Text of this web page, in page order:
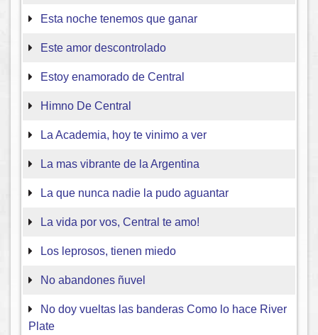
Esta noche tenemos que ganar
Este amor descontrolado
Estoy enamorado de Central
Himno De Central
La Academia, hoy te vinimo a ver
La mas vibrante de la Argentina
La que nunca nadie la pudo aguantar
La vida por vos, Central te amo!
Los leprosos, tienen miedo
No abandones ñuvel
No doy vueltas las banderas Como lo hace River
Plate